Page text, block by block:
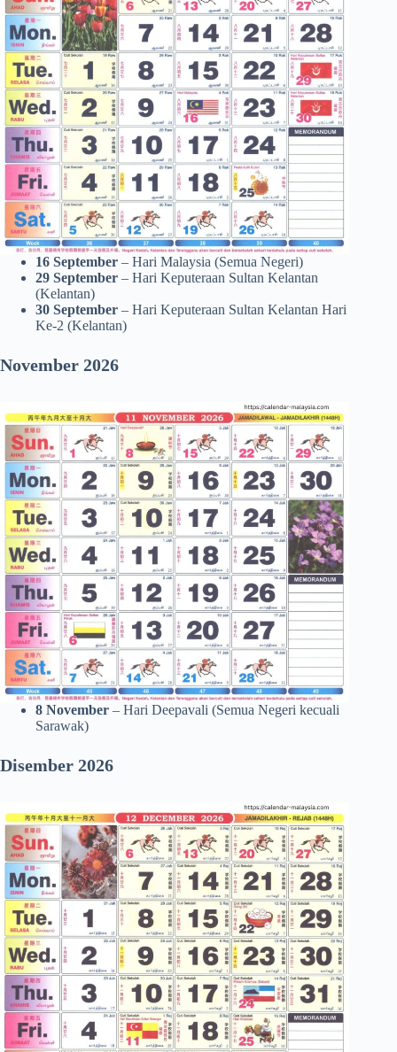
16 September – Hari Malaysia (Semua Negeri)
29 September – Hari Keputeraan Sultan Kelantan
(Kelantan)
30 September – Hari Keputeraan Sultan Kelantan Hari
Ke-2 (Kelantan)
November 2026
8 November – Hari Deepavali (Semua Negeri kecuali
Sarawak)
Disember 2026